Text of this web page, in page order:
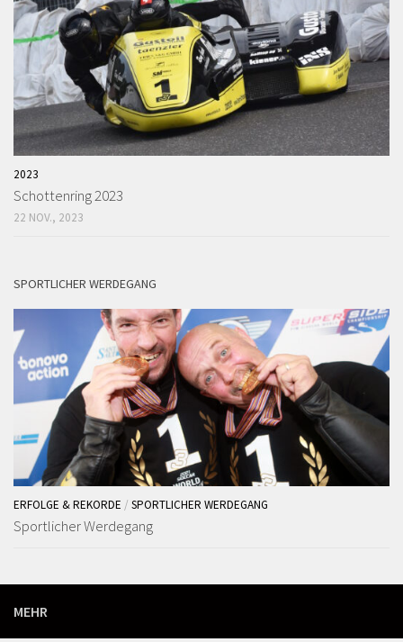
2023
Schottenring 2023
22 NOV., 2023
SPORTLICHER WERDEGANG
ERFOLGE & REKORDE / SPORTLICHER WERDEGANG
Sportlicher Werdegang
MEHR